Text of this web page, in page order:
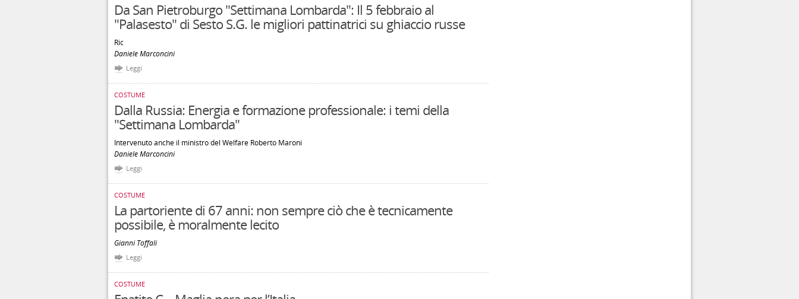
Da San Pietroburgo "Settimana Lombarda": Il 5 febbraio al
"Palasesto" di Sesto S.G. le migliori pattinatrici su ghiaccio russe
Ric
Daniele Marconcini
Leggi
COSTUME
Dalla Russia: Energia e formazione professionale: i temi della
"Settimana Lombarda"
Intervenuto anche il ministro del Welfare Roberto Maroni
Daniele Marconcini
Leggi
COSTUME
La partoriente di 67 anni: non sempre ciò che è tecnicamente
possibile, è moralmente lecito
Gianni Toffali
Leggi
COSTUME